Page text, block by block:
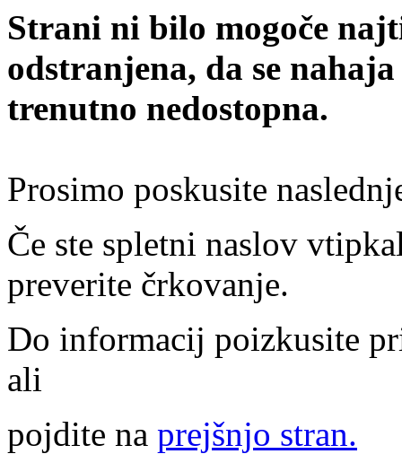
Strani ni bilo mogoče
odstranjena, da se
trenutno nedostopna.
Prosimo poskusite
Če ste spletni naslov
preverite črkovanje.
Do informacij poizkusite
ali
pojdite na prejšnjo stran.